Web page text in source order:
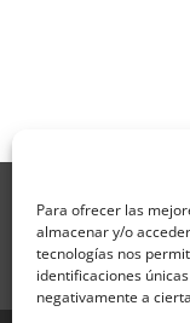
Para ofrecer las
almacenar y/o
tecnologías nos
identificaciones
negativamente a